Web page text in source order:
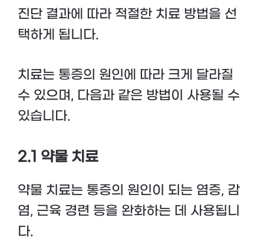
진단 결과에 따라 적절한 치료 방법을 선
택하게 됩니다.
치료는 통증의 원인에 따라 크게 달라질
수 있으며, 다음과 같은 방법이 사용될 수
있습니다.
2.1 약물 치료
약물 치료는 통증의 원인이 되는 염증, 감
염, 근육 경련 등을 완화하는 데 사용됩니
다.